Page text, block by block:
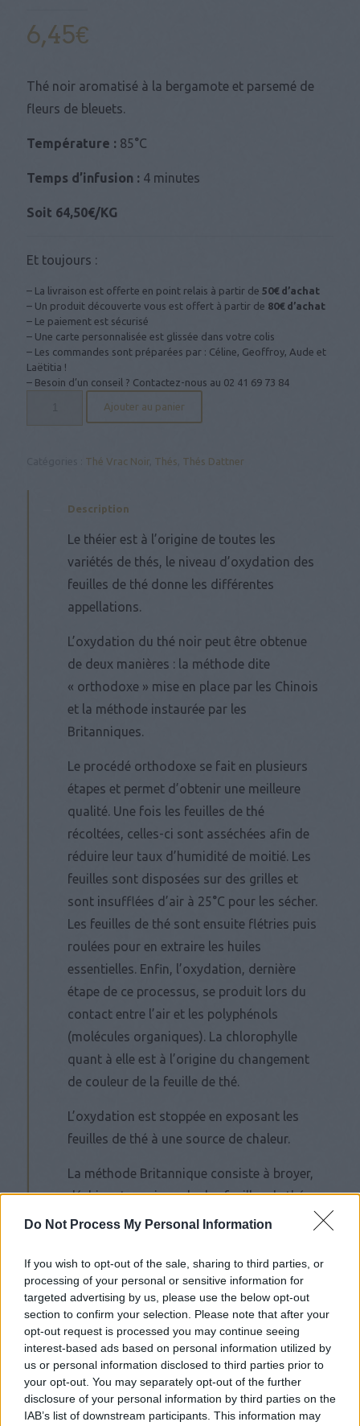
Do Not Process My Personal Information
If you wish to opt-out of the sale, sharing to third parties, or
processing of your personal or sensitive information for
targeted advertising by us, please use the below opt-out
section to confirm your selection. Please note that after your
opt-out request is processed you may continue seeing
interest-based ads based on personal information utilized by
us or personal information disclosed to third parties prior to
your opt-out. You may separately opt-out of the further
disclosure of your personal information by third parties on the
IAB’s list of downstream participants. This information may
6,45€
Thé noir aromatisé à la bergamote et parsemé de
fleurs de bleuets.
Température : 85°C
Temps d’infusion : 4 minutes
Soit 64,50€/KG
Et toujours :
– La livraison est offerte en point relais à partir de 50€ d’achat
– Un produit découverte vous est offert à partir de 80€ d’achat
– Le paiement est sécurisé
– Une carte personnalisée est glissée dans votre colis
– Les commandes sont préparées par : Céline, Geoffroy, Aude et
Laëtitia !
– Besoin d’un conseil ? Contactez-nous au 02 41 69 73 84
Earl
Ajouter au panier
Thé Vrac Noir Thés Thés Dattner
Description
Le théier est à l’origine de toutes les
variétés de thés, le niveau d’oxydation des
feuilles de thé donne les différentes
appellations.
L’oxydation du thé noir peut être obtenue
de deux manières : la méthode dite
« orthodoxe » mise en place par les Chinois
et la méthode instaurée par les
Britanniques.
Le procédé orthodoxe se fait en plusieurs
étapes et permet d’obtenir une meilleure
qualité. Une fois les feuilles de thé
récoltées, celles-ci sont asséchées afin de
réduire leur taux d’humidité de moitié. Les
feuilles sont disposées sur des grilles et
sont insufflées d’air à 25°C pour les sécher.
Les feuilles de thé sont ensuite flétries puis
roulées pour en extraire les huiles
essentielles. Enfin, l’oxydation, dernière
étape de ce processus, se produit lors du
contact entre l’air et les polyphénols
(molécules organiques). La chlorophylle
quant à elle est à l’origine du changement
de couleur de la feuille de thé.
L’oxydation est stoppée en exposant les
feuilles de thé à une source de chaleur.
La méthode Britannique consiste à broyer,
déchiqueter puis rouler les feuilles de thé.
Cette méthode est généralement utilisée
Produits associés